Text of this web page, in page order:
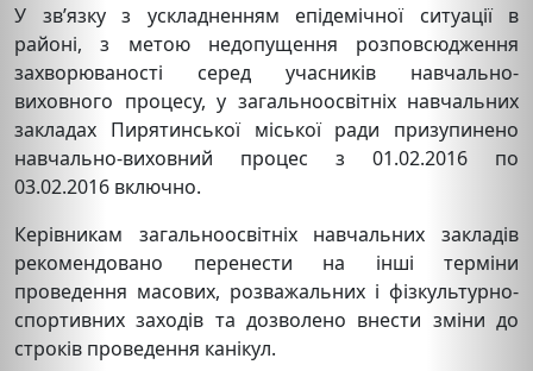
У зв’язку з ускладненням епідемічної ситуації в
районі, з метою недопущення розповсюдження
захворюваності серед учасників навчально-
виховного процесу, у загальноосвітніх навчальних
закладах Пирятинської міської ради призупинено
навчально-виховний процес з 01.02.2016 по
03.02.2016 включно.
Керівникам загальноосвітніх навчальних закладів
рекомендовано перенести на інші терміни
проведення масових, розважальних і фізкультурно-
спортивних заходів та дозволено внести зміни до
строків проведення канікул.